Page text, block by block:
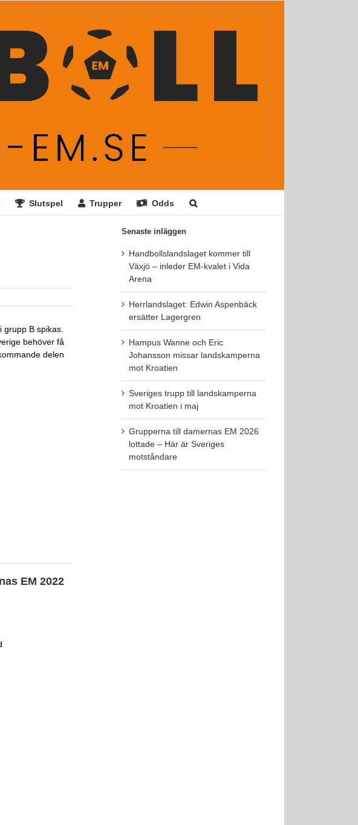
Slutspel Trupper Odds
B spikas.
behöver få
delen
EM 2022
Senaste inläggen
Handbollslandslaget kommer till
Växjö – inleder EM-kvalet i Vida
Arena
Herrlandslaget: Edwin Aspenbäck
ersätter Lagergren
Hampus Wanne och Eric
Johansson missar landskamperna
mot Kroatien
Sveriges trupp till landskamperna
mot Kroatien i maj
Grupperna till damernas EM 2026
lottade – Här är Sveriges
motståndare